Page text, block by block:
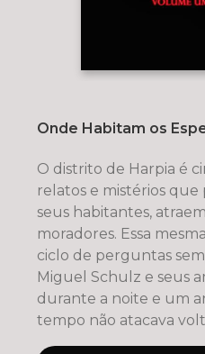
Onde Habitam os
O distrito de Harpia é
relatos e mistérios
seus habitantes,
moradores. Essa
ciclo de perguntas
Miguel Schulz e seus
durante a noite e um
tempo não atacava